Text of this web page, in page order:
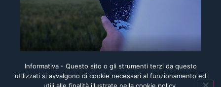
Informativa - Questo sito o gli strumenti terzi da questo
utilizzati si avvalgono di cookie necessari al funzionamento ed